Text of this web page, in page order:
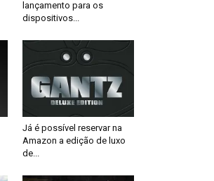
lançamento para os
dispositivos...
Já é possível reservar na
Amazon a edição de luxo
de...